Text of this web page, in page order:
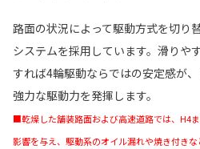
路面の状況によって駆動方式を切り
システムを採用しています。滑りや
すれば4輪駆動ならではの安定感が
強力な駆動力を発揮します。
■乾燥した舗装路面および高速道路では、H4
影響を与え、駆動系のオイル漏れや焼き付き